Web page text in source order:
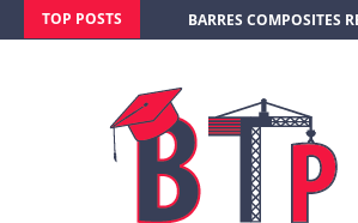
TOP POSTS BARRES COMPOSITES